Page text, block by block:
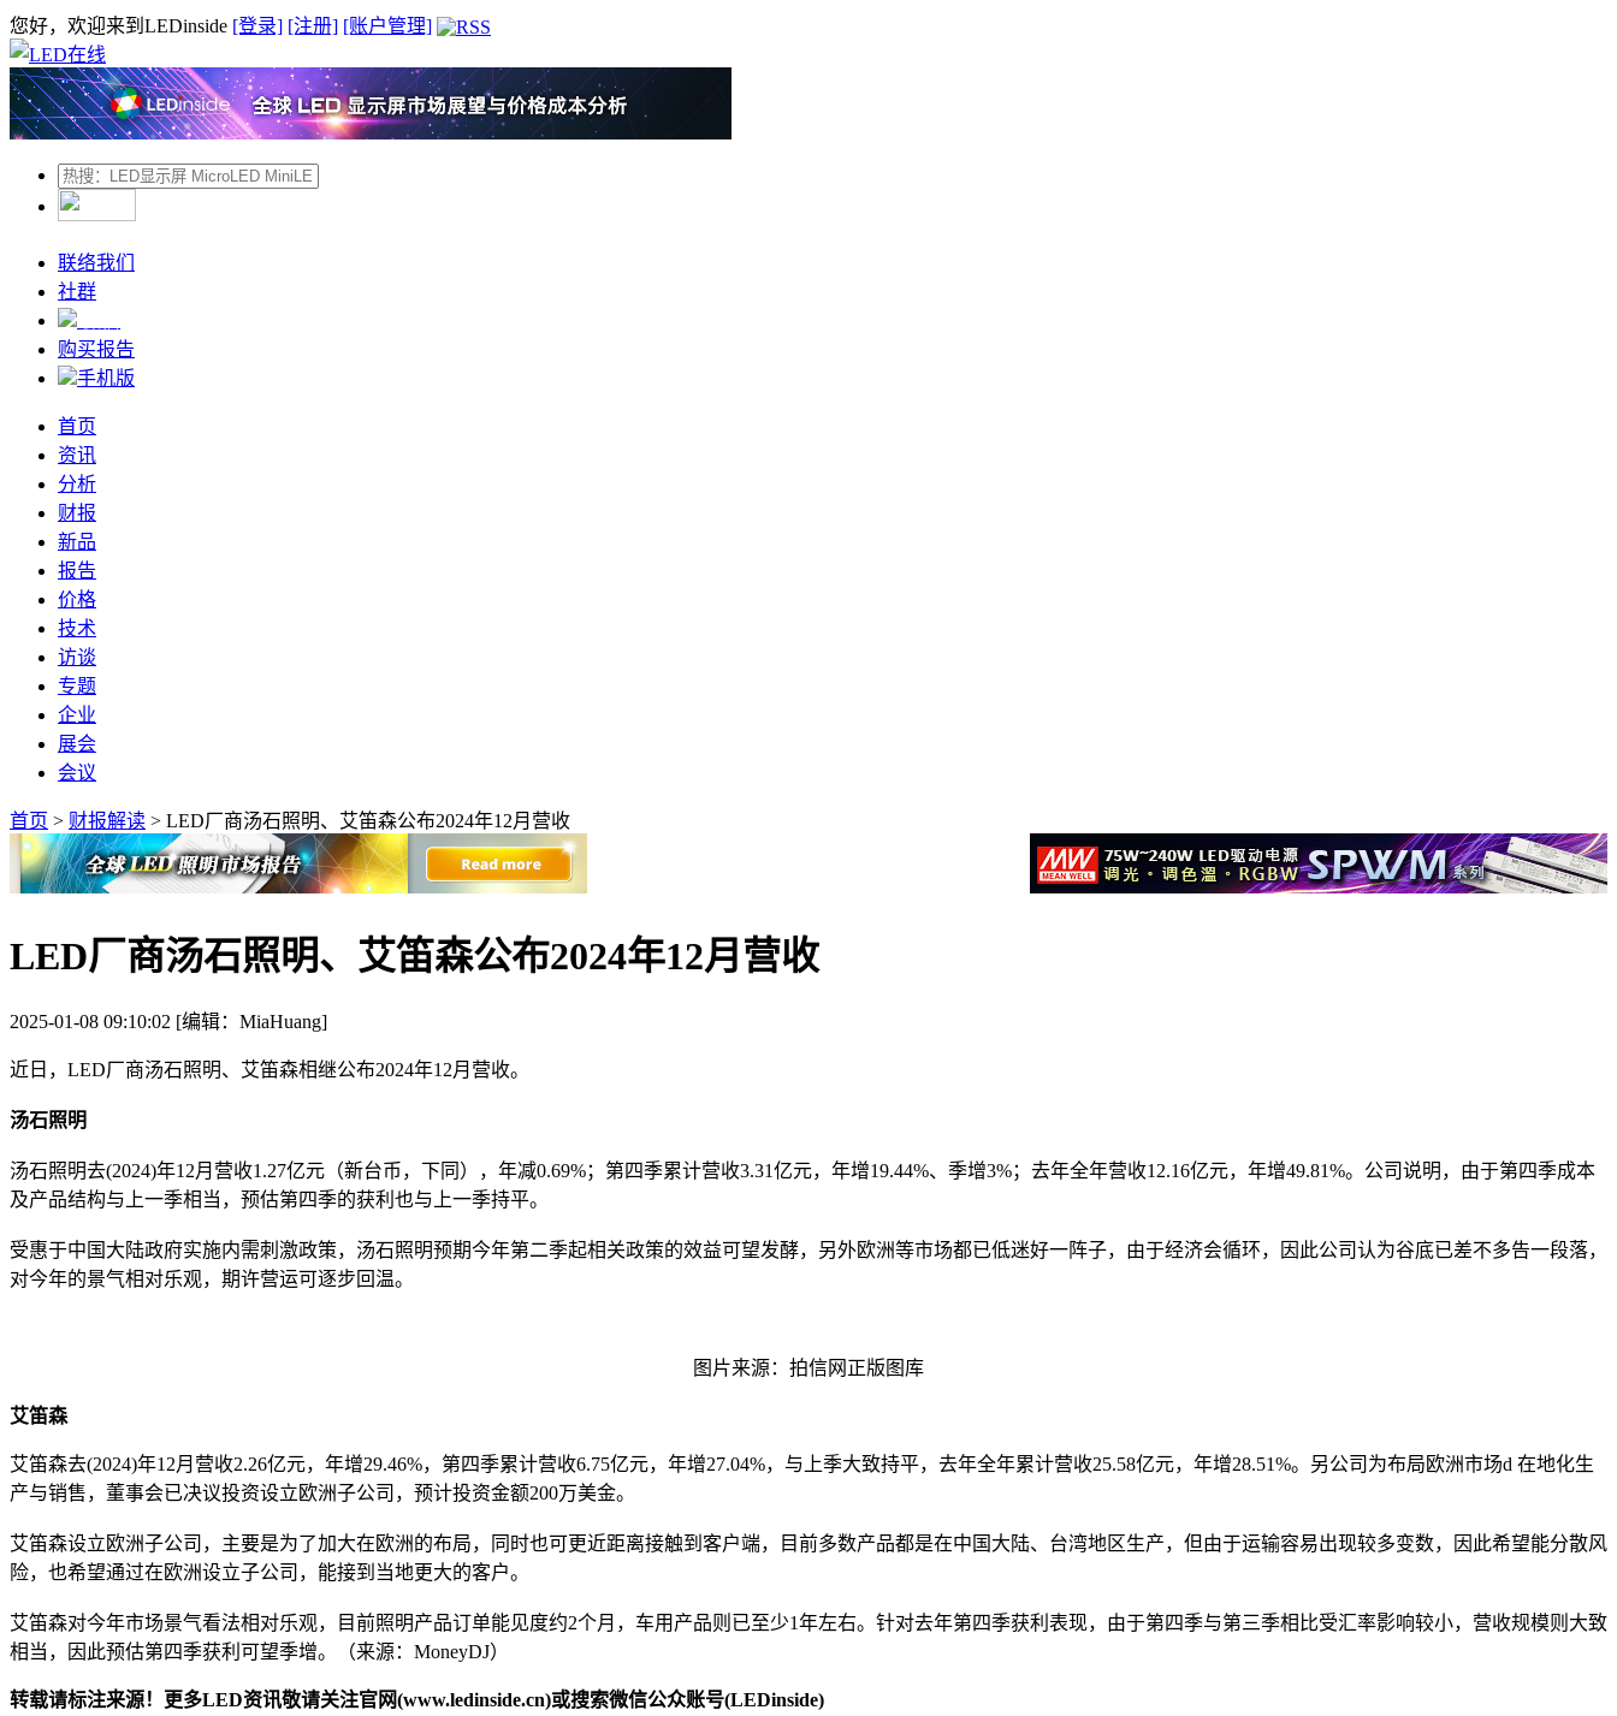
您好，欢迎来到LEDinside [登录] [注册] [账户管理]
联络我们
社群
购买报告
手机版
首页
资讯
分析
财报
新品
报告
价格
技术
访谈
专题
企业
展会
会议
首页 > 财报解读 > LED厂商汤石照明、艾笛森公布2024年12月营收
LED厂商汤石照明、艾笛森公布2024年12月营收
2025-01-08 09:10:02 [编辑：MiaHuang]
近日，LED厂商汤石照明、艾笛森相继公布2024年12月营收。
汤石照明
汤石照明去(2024)年12月营收1.27亿元（新台币，下同），年减0.69%；第四季累计营收3.31亿元，年增19.44%、季增3%；去年全年营收12.16亿元，年增49.81%。公司说明，由于第四季成本
及产品结构与上一季相当，预估第四季的获利也与上一季持平。
受惠于中国大陆政府实施内需刺激政策，汤石照明预期今年第二季起相关政策的效益可望发酵，另外欧洲等市场都已低迷好一阵子，由于经济会循环，因此公司认为谷底已差不多告一段落，
对今年的景气相对乐观，期许营运可逐步回温。
图片来源：拍信网正版图库
艾笛森
艾笛森去(2024)年12月营收2.26亿元，年增29.46%，第四季累计营收6.75亿元，年增27.04%，与上季大致持平，去年全年累计营收25.58亿元，年增28.51%。另公司为布局欧洲市场d 在地化生
产与销售，董事会已决议投资设立欧洲子公司，预计投资金额200万美金。
艾笛森设立欧洲子公司，主要是为了加大在欧洲的布局，同时也可更近距离接触到客户端，目前多数产品都是在中国大陆、台湾地区生产，但由于运输容易出现较多变数，因此希望能分散风
险，也希望通过在欧洲设立子公司，能接到当地更大的客户。
艾笛森对今年市场景气看法相对乐观，目前照明产品订单能见度约2个月，车用产品则已至少1年左右。针对去年第四季获利表现，由于第四季与第三季相比受汇率影响较小，营收规模则大致
相当，因此预估第四季获利可望季增。（来源：MoneyDJ）
转载请标注来源！更多LED资讯敬请关注官网(www.ledinside.cn)或搜索微信公众账号(LEDinside)